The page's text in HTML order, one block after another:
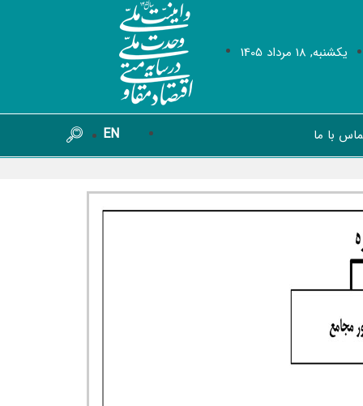
يکشنبه, 18 مرداد 1405
با ما EN